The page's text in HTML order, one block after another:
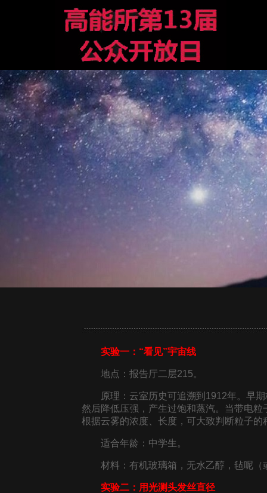
实验一：“看见”宇宙线
地点：报告厅二层215。
原理：云室历史可追溯到1912年。早期
然后降低压强，产生过饱和蒸汽。当带电
根据云雾的浓度、长度，可大致判断粒子
适合年龄：中学生。
材料：有机玻璃箱，无水乙醇，毡呢（
实验二：用光测头发丝直径